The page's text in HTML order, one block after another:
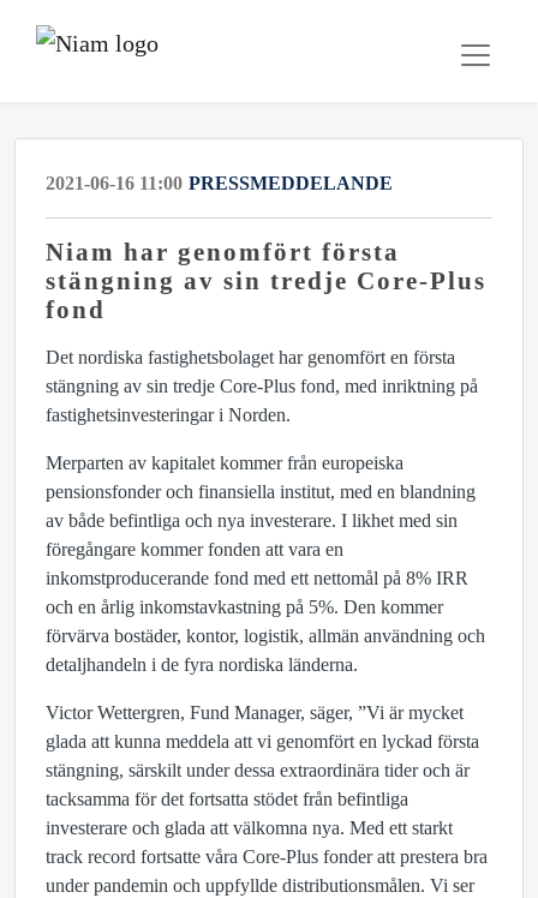
2021-06-16 11:00 PRESSMEDDELANDE
Niam har genomfört första
stängning av sin tredje Core-Plus
fond
Det nordiska fastighetsbolaget har genomfört en första
stängning av sin tredje Core-Plus fond, med inriktning på
fastighetsinvesteringar i Norden.
Merparten av kapitalet kommer från europeiska
pensionsfonder och finansiella institut, med en blandning
av både befintliga och nya investerare. I likhet med sin
föregångare kommer fonden att vara en
inkomstproducerande fond med ett nettomål på 8% IRR
och en årlig inkomstavkastning på 5%. Den kommer
förvärva bostäder, kontor, logistik, allmän användning och
detaljhandeln i de fyra nordiska länderna.
Victor Wettergren, Fund Manager, säger, ”Vi är mycket
glada att kunna meddela att vi genomfört en lyckad första
stängning, särskilt under dessa extraordinära tider och är
tacksamma för det fortsatta stödet från befintliga
investerare och glada att välkomna nya. Med ett starkt
track record fortsatte våra Core-Plus fonder att prestera bra
under pandemin och uppfyllde distributionsmålen. Vi ser